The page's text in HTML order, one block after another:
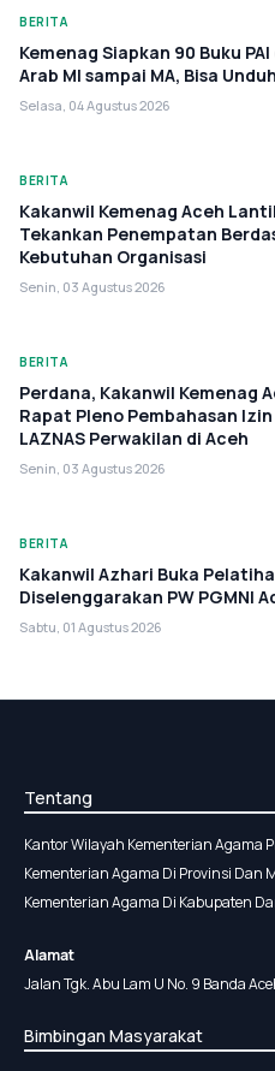
BERITA
Kemenag Siapkan 90 Buku
Arab MI sampai MA, Bisa
Selasa, 04 Agustus 2026
BERITA
Kakanwil Kemenag Aceh
Tekankan Penempatan
Kebutuhan Organisasi
Senin, 03 Agustus 2026
BERITA
Perdana, Kakanwil Kemenag
Rapat Pleno Pembahasan
LAZNAS Perwakilan di Aceh
Senin, 03 Agustus 2026
BERITA
Kakanwil Azhari Buka
Diselenggarakan PW PGMNI
Sabtu, 01 Agustus 2026
Tentang
Kantor Wilayah Kementerian Agama
Kementerian Agama Di Provinsi Dan
Kementerian Agama Di Kabupaten
Alamat
Jalan Tgk. Abu Lam U No. 9 Banda
Bimbingan Masyarakat